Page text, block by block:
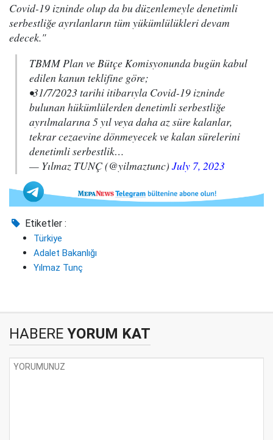
Covid-19 izninde olup da bu düzenlemeyle denetimli
serbestliğe ayrılanların tüm yükümlülükleri devam
edecek."
TBMM Plan ve Bütçe Komisyonunda bugün kabul
edilen kanun teklifine göre;
•31/7/2023 tarihi itibarıyla Covid-19 izninde
bulunan hükümlülerden denetimli serbestliğe
ayrılmalarına 5 yıl veya daha az süre kalanlar,
tekrar cezaevine dönmeyecek ve kalan sürelerini
denetimli serbestlik…
— Yılmaz TUNÇ (@yilmaztunc) July 7, 2023
Etiketler :
Türkiye
Adalet Bakanlığı
Yılmaz Tunç
HABERE YORUM KAT